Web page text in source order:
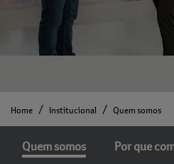
Home Institucional Quem somos
Quem somos Por que